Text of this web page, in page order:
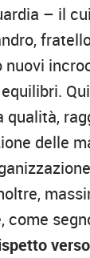
– il
delle
come